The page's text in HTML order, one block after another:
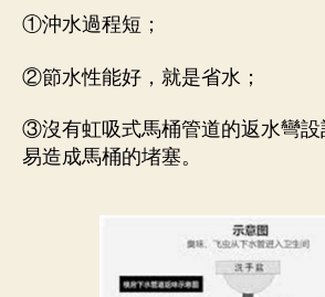
①沖水過程短；
②節水性能好，就是省水；
③沒有虹吸式馬桶管道的返水彎設
易造成馬桶的堵塞。